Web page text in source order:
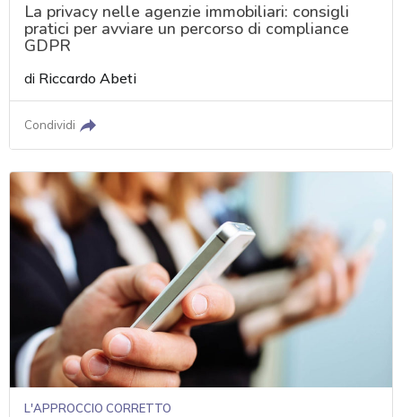
La privacy nelle agenzie immobiliari: consigli
pratici per avviare un percorso di compliance
GDPR
di Riccardo Abeti
Condividi
L'APPROCCIO CORRETTO